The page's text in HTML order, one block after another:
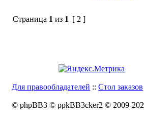
Страница 1 из 1 [ 2 ]
Для правообладателей :: Стол заказов
© phpBB3 © ppkBB3cker2 © 2009-